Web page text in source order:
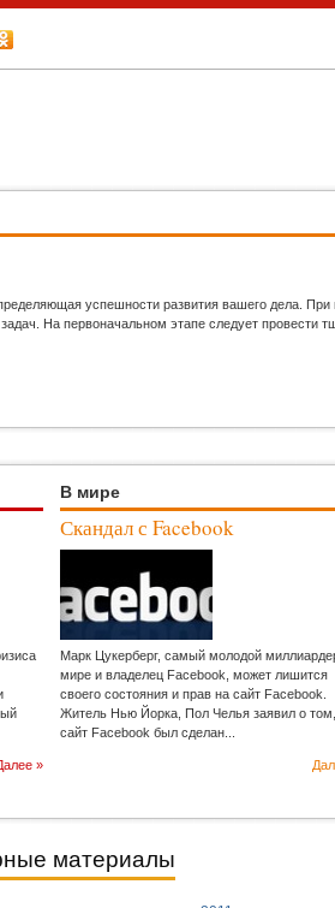
успешности развития вашего дела.
На первоначальном этапе следует провести
»
В мире
Скандал с Facebook
Марк Цукерберг, самый молодой
мире и владелец Facebook, может лишится
своего состояния и прав на сайт Facebook.
Житель Нью Йорка, Пол Челья заявил о
сайт Facebook был сделан...
материалы